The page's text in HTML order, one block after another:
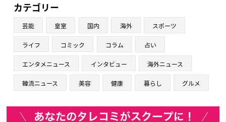
カテゴリー
芸能 皇室 国内 海外 スポーツ
ライフ コミック コラム 占い
エンタメニュース インタビュー 海外ニュース
韓流ニュース 美容 健康 暮らし グルメ